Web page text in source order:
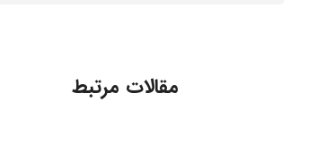
مقالات مرتبط